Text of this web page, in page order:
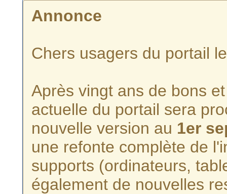
Annonce
Chers usagers du portail
Après vingt ans de bons
actuelle du portail sera
nouvelle version au 1er
une refonte complète de
supports (ordinateurs,
également de nouvelles